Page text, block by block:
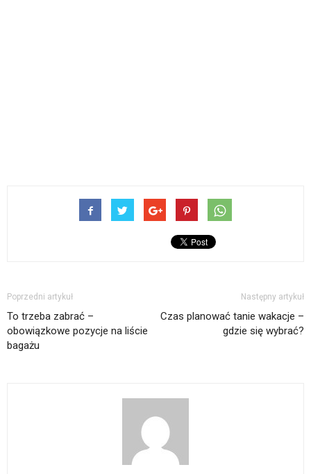
Poprzedni artykuł
To trzeba zabrać –
obowiązkowe pozycje na liście
bagażu
Następny artykuł
Czas planować tanie wakacje –
gdzie się wybrać?